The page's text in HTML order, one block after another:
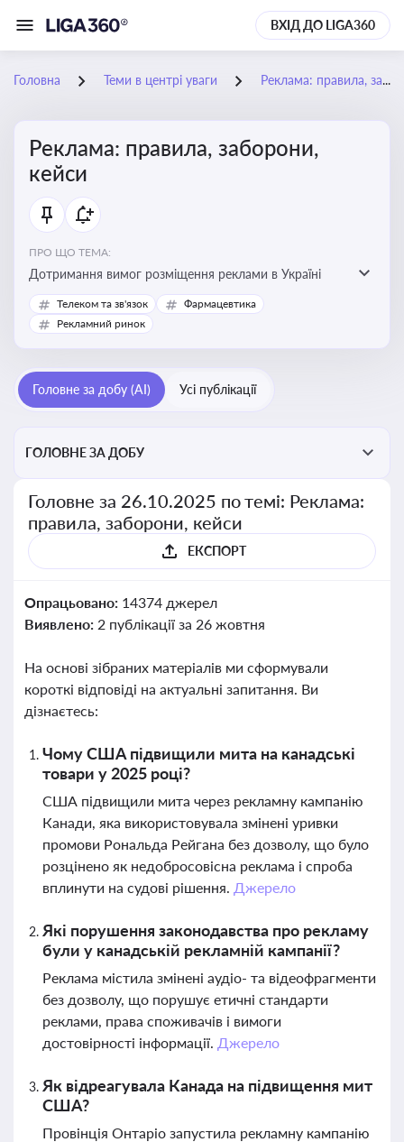
ВХІД ДО LIGA360
Головна Теми в центрі уваги Реклама: правила, заборони, кейси
Реклама: правила, заборони,
кейси
ПРО ЩО ТЕМА:
Дотримання вимог розміщення реклами в Україні
Телеком та зв'язок
Фармацевтика
Рекламний ринок
Головне за добу (AI) Усі публікації
ГОЛОВНЕ ЗА ДОБУ
Головне за 26.10.2025 по темі: Реклама:
правила, заборони, кейси
ЕКСПОРТ
Опрацьовано: 14374 джерел
Виявлено: 2 публікації за 26 жовтня
На основі зібраних матеріалів ми сформували
короткі відповіді на актуальні запитання. Ви
дізнаєтесь:
Чому США підвищили мита на канадські
товари у 2025 році?
США підвищили мита через рекламну кампанію
Канади, яка використовувала змінені уривки
промови Рональда Рейгана без дозволу, що було
розцінено як недобросовісна реклама і спроба
вплинути на судові рішення. Джерело
Які порушення законодавства про рекламу
були у канадській рекламній кампанії?
Реклама містила змінені аудіо- та відеофрагменти
без дозволу, що порушує етичні стандарти
реклами, права споживачів і вимоги
достовірності інформації. Джерело
Як відреагувала Канада на підвищення мит
США?
Провінція Онтаріо запустила рекламну кампанію